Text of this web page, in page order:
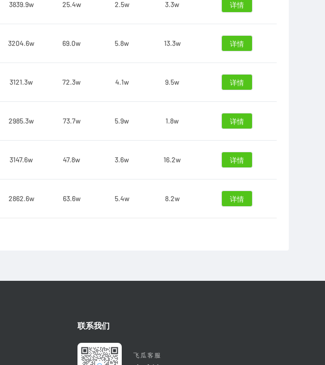
3839.9w 25.4w 2.5w 3.3w 详情
3204.6w 69.0w 5.8w 13.3w 详情
3121.3w 72.3w 4.1w 9.5w 详情
2985.3w 73.7w 5.9w 1.8w 详情
3147.6w 47.8w 3.6w 16.2w 详情
2862.6w 63.6w 5.4w 8.2w 详情
联系我们
飞瓜客服